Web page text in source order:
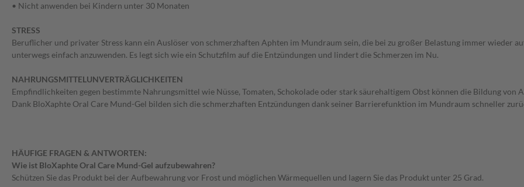
• Nicht anwenden bei Kindern unter 30 Monaten
STRESS
Beruflicher und privater Stress kann ein Auslöser von schmerzhaften Aphten im Mundraum sein, die bei zu großer Belastung immer wieder
unterwegs einfach anzuwenden. Es legt sich wie ein Schutzfilm auf die Entzündungen und lindert die Schmerzen im Nu.
NAHRUNGSMITTELUNVERTRÄGLICHKEITEN
Empfindlichkeiten gegen bestimmte Nahrungsmittel wie Nüsse, Tomaten, Schokolade oder stark säurehaltigem Obst können die Bildung von
Dank BloXaphte Oral Care Mund-Gel bilden sich die schmerzhaften Entzündungen dank seiner Barrierefunktion im Mundraum schneller
HÄUFIGE FRAGEN & ANTWORTEN:
Wie ist BloXaphte Oral Care Mund-Gel aufzubewahren?
Schützen Sie das Produkt bei der Aufbewahrung vor Frost und möglichen Wärmequellen und lagern Sie das Produkt unter 25 Grad.